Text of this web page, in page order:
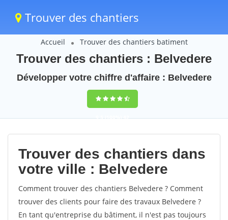
Trouver des chantiers
Accueil Trouver des chantiers batiment
Trouver des chantiers : Belvedere
Développer votre chiffre d'affaire : Belvedere
9,5(100%)42
votes
Trouver des chantiers dans
votre ville : Belvedere
Comment trouver des chantiers Belvedere ? Comment
trouver des clients pour faire des travaux Belvedere ?
En tant qu'entreprise du bâtiment, il n'est pas toujours